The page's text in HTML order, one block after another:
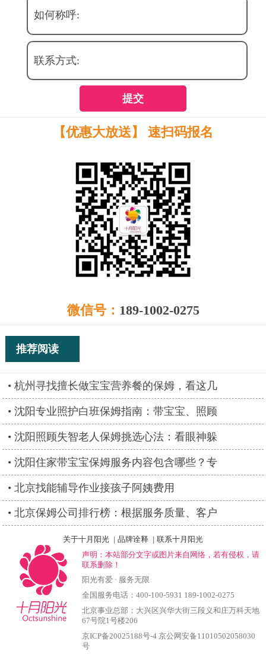
如何称呼:
联系方式:
提交
【优惠大放送】 速扫码报名
微信号： 189-1002-0275
推荐阅读
杭州寻找擅长做宝宝营养餐的保姆，看这几
沈阳专业照护白班保姆指南：带宝宝、照顾
沈阳照顾失智老人保姆挑选心法：看眼神躲
沈阳住家带宝宝保姆服务内容包含哪些？专
北京找能辅导作业接孩子阿姨费用
北京保姆公司排行榜：根据服务质量、客户
关于十月阳光 | 品牌诠释 | 联系十月阳光
声明：本站部分文字或图片来自网络，若有侵权，请
联系删除！
阳光有爱 · 服务无限
全国服务电话：400-100-5931 189-1002-0275
北京事业总部：大兴区兴华大街三段义和庄万科天地
67号院1号楼206
京ICP备20025188号-4 京公网安备11010502058030
号